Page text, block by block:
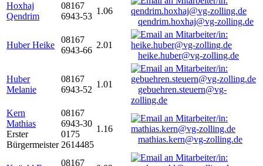
Hoxhaj
Qendrim
08167
6943-53
1.06
qendrim.hoxhaj@vg-zolling.de
Huber Heike
08167
6943-66
2.01
heike.huber@vg-zolling.de
Huber
Melanie
08167
6943-52
1.01
gebuehren.steuern@vg-
zolling.de
Kern
Mathias
Erster
Bürgermeister
08167
6943-30
0175
2614485
1.16
mathias.kern@vg-zolling.de
08167